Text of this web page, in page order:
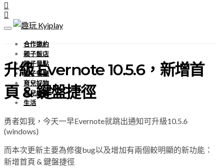
合作邀約
親子飯店
親子景點
親子餐廳
育兒好物
育兒經驗
生活
升級 Evernote 10.5.6，新增首
頁 & 鍵盤捷徑
勇者如我，今天一早Evernote就跳出通知可升級10.5.6
(windows)
而本次更新主要為修復bug以及增加有兩個較明顯的新功能：
新增首頁 & 鍵盤捷徑